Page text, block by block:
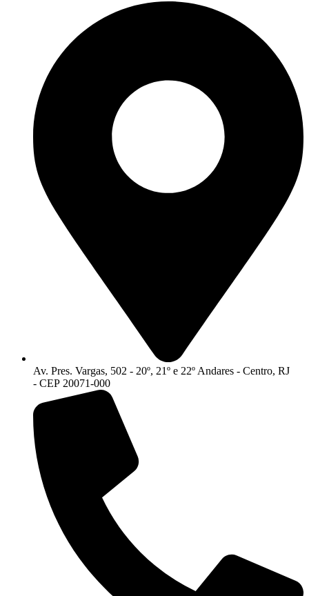
Av. Pres. Vargas, 502 - 20º, 21º e 22º Andares - Centro, RJ
- CEP 20071-000